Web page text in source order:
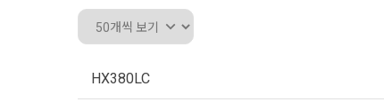
HX380LC